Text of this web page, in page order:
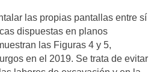
las propias pantallas entre sí
dispuestas en planos
las Figuras 4 y 5,
en el 2019. Se trata de evitar